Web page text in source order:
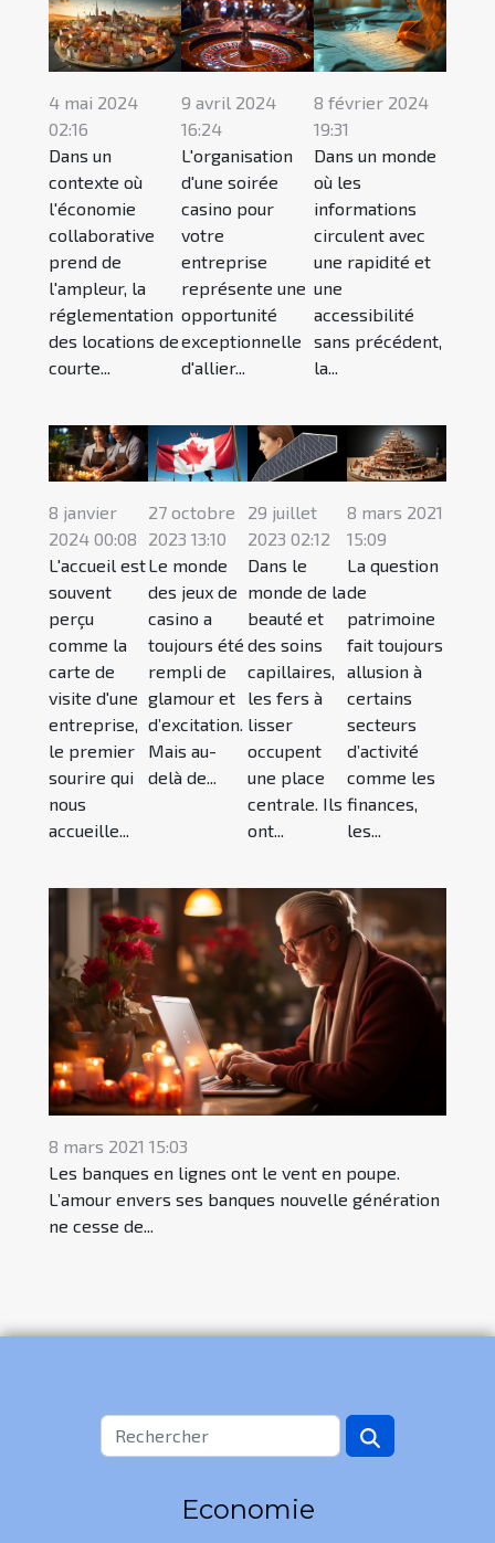
4 mai 2024
02:16
Dans un
contexte où
l'économie
collaborative
prend de
l'ampleur, la
réglementation
des locations de
courte...
9 avril 2024
16:24
L'organisation
d'une soirée
casino pour
votre
entreprise
représente une
opportunité
exceptionnelle
d'allier...
8 février 2024
19:31
Dans un monde
où les
informations
circulent avec
une rapidité et
une
accessibilité
sans précédent,
la...
8 janvier
2024 00:08
L'accueil est
souvent
perçu
comme la
carte de
visite d'une
entreprise,
le premier
sourire qui
nous
accueille...
27 octobre
2023 13:10
Le monde
des jeux de
casino a
toujours été
rempli de
glamour et
d’excitation.
Mais au-
delà de...
29 juillet
2023 02:12
Dans le
monde de la
beauté et
des soins
capillaires,
les fers à
lisser
occupent
une place
centrale. Ils
ont...
8 mars 2021
15:09
La question
de
patrimoine
fait toujours
allusion à
certains
secteurs
d’activité
comme les
finances,
les...
8 mars 2021 15:03
Les banques en lignes ont le vent en poupe.
L’amour envers ses banques nouvelle génération
ne cesse de...
Economie